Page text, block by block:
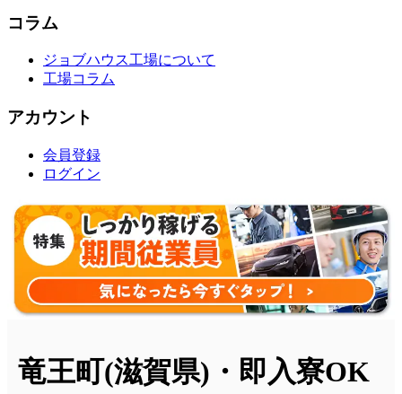
コラム
ジョブハウス工場について
工場コラム
アカウント
会員登録
ログイン
竜王町(滋賀県)・即入寮OK